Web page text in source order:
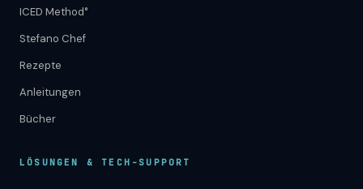
ICED Method°
Stefano Chef
Rezepte
Anleitungen
Bücher
LÖSUNGEN & TECH-SUPPORT